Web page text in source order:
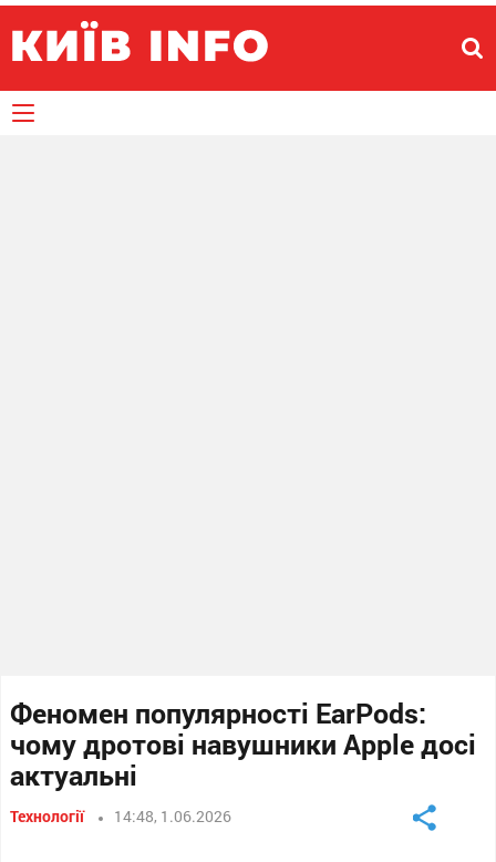
Феномен популярності EarPods:
чому дротові навушники Apple досі
актуальні
Технології 14:48, 1.06.2026